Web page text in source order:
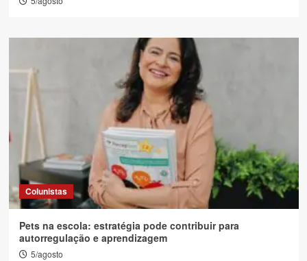
Colunistas
Pets na escola: estratégia pode contribuir para
autorregulação e aprendizagem
5/agosto